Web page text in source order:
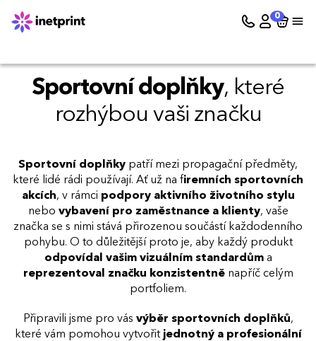
0
Sportovní doplňky, které
rozhýbou vaši značku
Sportovní doplňky patří mezi propagační předměty,
které lidé rádi používají. Ať už na firemních sportovních
akcích, v rámci podpory aktivního životního stylu
nebo vybavení pro zaměstnance a klienty, vaše
značka se s nimi stává přirozenou součástí každodenního
pohybu. O to důležitější proto je, aby každý produkt
odpovídal vašim vizuálním standardůma
reprezentoval značku konzistentně napříč celým
portfoliem.
Připravili jsme pro vás výběr sportovních doplňků,
které vám pomohou vytvořit jednotný a profesionální